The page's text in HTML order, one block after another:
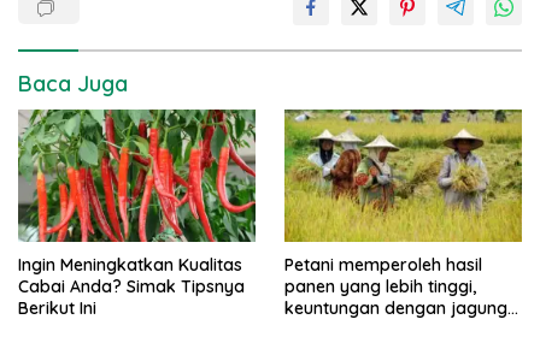
Baca Juga
Ingin Meningkatkan Kualitas
Cabai Anda? Simak Tipsnya
Berikut Ini
Petani memperoleh hasil
panen yang lebih tinggi,
keuntungan dengan jagung